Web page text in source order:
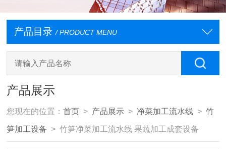
产品目录 / PRODUCT MENU
产品展示
您现在的位置：首页 > 产品展示 > 净菜加工流水线 >竹
笋加工设备 > 竹笋净菜加工流水线 果蔬加工成套设备